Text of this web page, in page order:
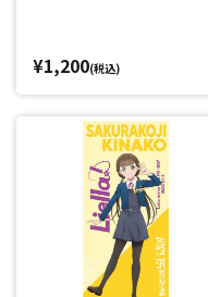
¥1,200(税込)